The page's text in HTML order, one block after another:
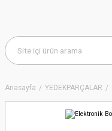
Anasayfa YEDEKPARÇALAR